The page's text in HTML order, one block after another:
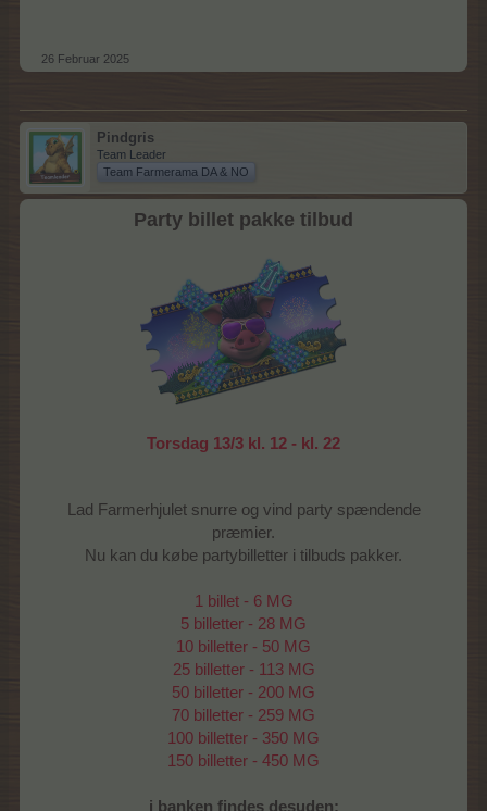
26 Februar 2025
Pindgris
Team Leader
Team Farmerama DA & NO
Party billet pakke tilbud
Torsdag 13/3 kl. 12 - kl. 22
Lad Farmerhjulet snurre og vind party spændende
præmier.
Nu kan du købe partybilletter i tilbuds pakker.
1 billet - 6 MG
5 billetter - 28 MG
10 billetter - 50 MG
25 billetter - 113 MG
50 billetter - 200 MG
70 billetter - 259 MG
100 billetter - 350 MG
150 billetter - 450 MG
i banken findes desuden: